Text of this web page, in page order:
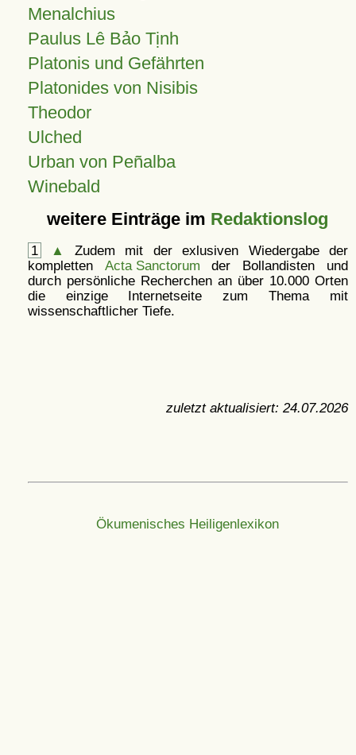
Menalchius
Paulus Lê Bảo Tịnh
Platonis und Gefährten
Platonides von Nisibis
Theodor
Ulched
Urban von Peñalba
Winebald
weitere Einträge im Redaktionslog
1 ▲
Zudem mit der exlusiven Wiedergabe der
kompletten Acta Sanctorum der Bollandisten und
durch persönliche Recherchen an über 10.000 Orten
die einzige Internetseite zum Thema mit
wissenschaftlicher Tiefe.
zuletzt aktualisiert: 24.07.2026
Ökumenisches Heiligenlexikon